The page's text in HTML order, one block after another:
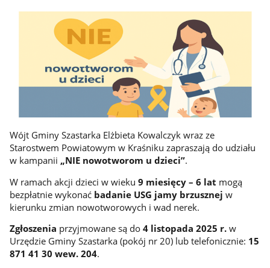
Wójt Gminy Szastarka Elżbieta Kowalczyk wraz ze
Starostwem Powiatowym w Kraśniku zapraszają do udziału
w kampanii „NIE nowotworom u dzieci”.
W ramach akcji dzieci w wieku 9 miesięcy – 6 lat mogą
bezpłatnie wykonać badanie USG jamy brzusznej w
kierunku zmian nowotworowych i wad nerek.
Zgłoszenia przyjmowane są do 4 listopada 2025 r.w
Urzędzie Gminy Szastarka (pokój nr 20) lub telefonicznie: 15
871 41 30 wew. 204.